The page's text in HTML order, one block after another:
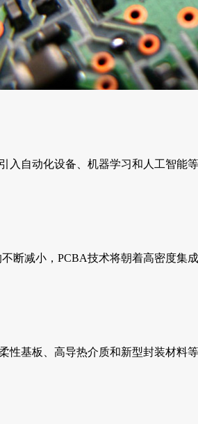
入自动化设备、机器学习和人工智能
断减小，PCBA技术将朝着高密度
性基板、高导热介质和新型封装材